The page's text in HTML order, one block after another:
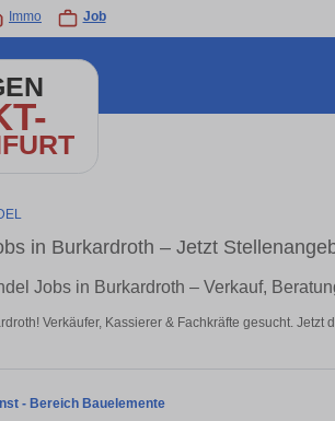
Immo Job
in Burkardroth – Jetzt
Jobs in Burkardroth – Verkauf,
Verkäufer, Kassierer & Fachkräfte gesucht. Jetzt
- Bereich Bauelemente